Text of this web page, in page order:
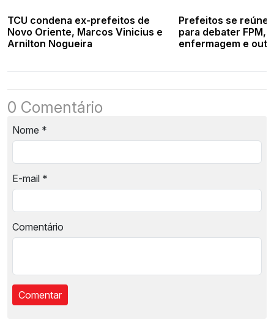
TCU condena ex-prefeitos de
Novo Oriente, Marcos Vinicius e
Arnilton Nogueira
Prefeitos se
para debater FPM,
enfermagem e
0 Comentário
Nome *
E-mail *
Comentário